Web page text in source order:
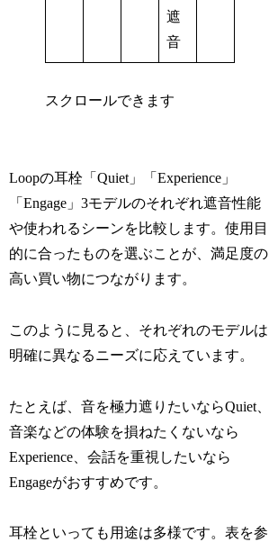
遮
音
スクロールできます
Loopの耳栓「Quiet」「Experience」
「Engage」3モデルのそれぞれ遮音性能
や使われるシーンを比較します。使用目
的に合ったものを選ぶことが、満足度の
高い買い物につながります。
このように見ると、それぞれのモデルは
明確に異なるニーズに応えています。
たとえば、音を極力遮りたいならQuiet、
音楽などの体験を損ねたくないなら
Experience、会話を重視したいなら
Engageがおすすめです。
耳栓といっても用途は多様です。表を参